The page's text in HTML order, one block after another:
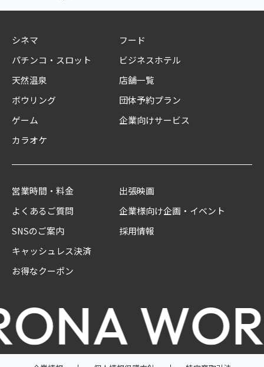
シネマ
パチンコ・スロット
天然温泉
ボウリング
ゲーム
カラオケ
フード
ビジネスホテル
店舗一覧
団体予約プラン
企業向けサービス
営業時間・料金
よくあるご質問
SNSのご案内
キャッシュレス決済
お得なクーポン
出張映画
企業様向け企画・イベント
採用情報